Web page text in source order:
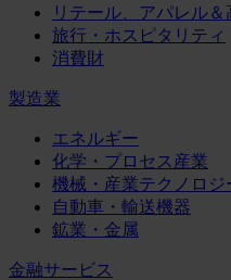
リテール、アパレル
旅行・ホスピタリティ
消費財
製造業
エネルギー
化学・プロセス産業
機械・産業テクノロジ
自動車・輸送機器
鉱業・金属
金融サービス